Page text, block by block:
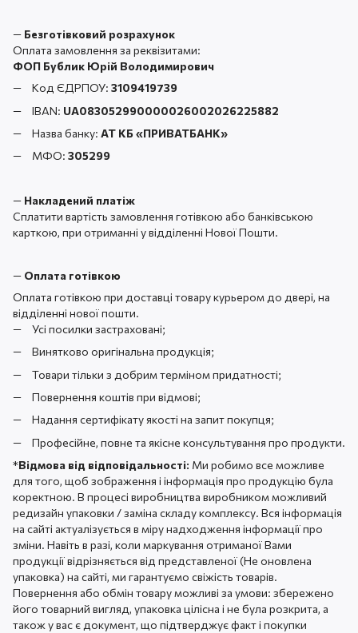
— Безготівковий розрахунок
Оплата замовлення за реквізитами:
ФОП Бублик Юрій Володимирович
Код ЄДРПОУ: 3109419739
IBAN: UA083052990000026002026225882
Назва банку: АТ КБ «ПРИВАТБАНК»
МФО: 305299
— Накладений платіж
Сплатити вартість замовлення готівкою або банківською
карткою, при отриманні у відділенні Нової Пошти.
— Оплата готівкою
Оплата готівкою при доставці товару курьером до двері, на
відділенні нової пошти.
Усі посилки застраховані;
Винятково оригінальна продукція;
Товари тільки з добрим терміном придатності;
Повернення коштів при відмові;
Надання сертифікату якості на запит покупця;
Професійне, повне та якісне консультування про продукти.
*Відмова від відповідальності: Ми робимо все можливе
для того, щоб зображення і інформація про продукцію була
коректною. В процесі виробництва виробником можливий
редизайн упаковки / заміна складу комплексу. Вся інформація
на сайті актуалізується в міру надходження інформації про
зміни. Навіть в разі, коли маркування отриманої Вами
продукції відрізняється від представленої (Не оновлена ​​
упаковка) на сайті, ми гарантуємо свіжість товарів.
Повернення або обмін товару можливі за умови: збережено
його товарний вигляд, упаковка цілісна і не була розкрита, а
також у вас є документ, що підтверджує факт і покупки